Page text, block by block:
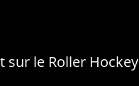
sur le Roller Hockey